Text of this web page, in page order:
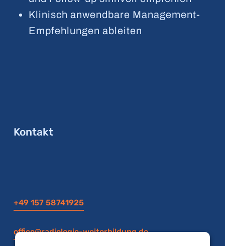
Klinisch anwendbare Management-
Empfehlungen ableiten
Kontakt
+49 157 58741925
office@radiologie-weiterbildung.de